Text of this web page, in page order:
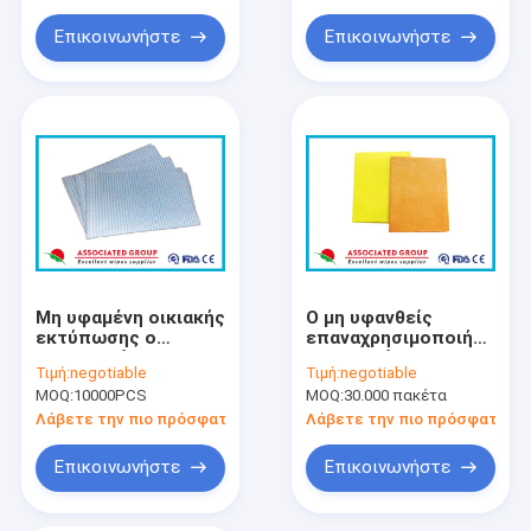
Επικοινωνήστε Επικοινωνήστε
Μη υφαμένη οικιακής
εκτύπωσης ο
σκουπίζει, μίας
χρήσης Spunlace μη
υφανθε'ν σκουπίζει
Τιμή:negotiable
MOQ:10000PCS
Λάβετε την πιο πρόσφατη τιμή
Επικοινωνήστε
Ο μη υφανθείς
επαναχρησιμοποιήσιμος
καθαρισμός
κουζινών σκουπίζει
το υπερβολικό
νερού
Τιμή:negotiable
MOQ:30.000 πακέτα
Λάβετε την πιο πρόσφατη
Επικοινωνήστε